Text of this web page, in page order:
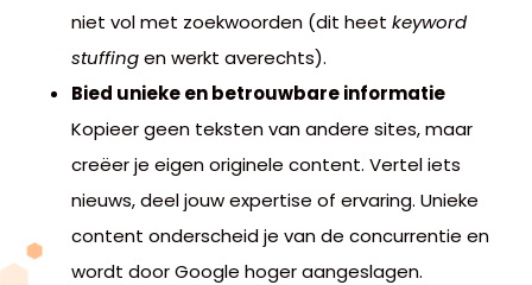
niet vol met zoekwoorden (dit heet keyword
stuffingen werkt averechts).
Bied unieke en betrouwbare informatie
Kopieer geen teksten van andere sites, maar
creëer je eigen originele content. Vertel iets
nieuws, deel jouw expertise of ervaring. Unieke
content onderscheid je van de concurrentie en
wordt door Google hoger aangeslagen.